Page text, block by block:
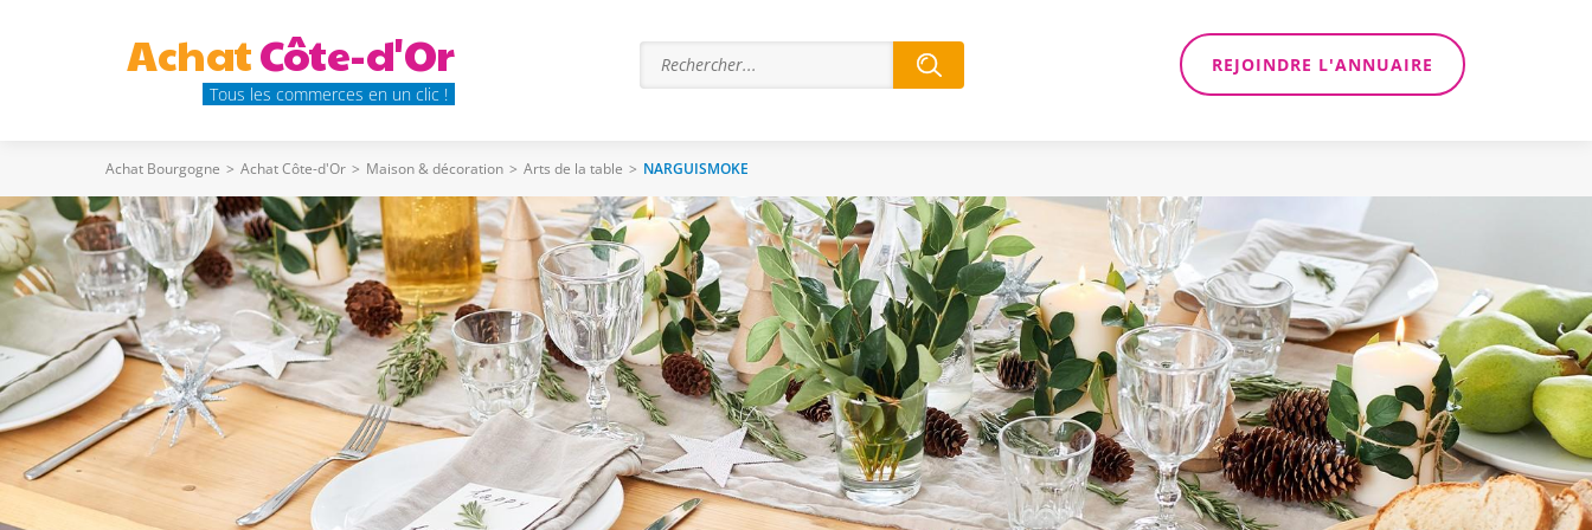
AchatCôte-d'Or
Tous les commerces en un clic !
REJOINDRE L'ANNUAIRE
Achat Bourgogne > Achat Côte-d'Or > Maison & décoration > Arts de la table > NARGUISMOKE